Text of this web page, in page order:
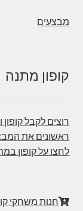
מבצעים
קופון מתנה
רוצים לקבל
ראשונים את
לחצו על קופון
חנות משחקי